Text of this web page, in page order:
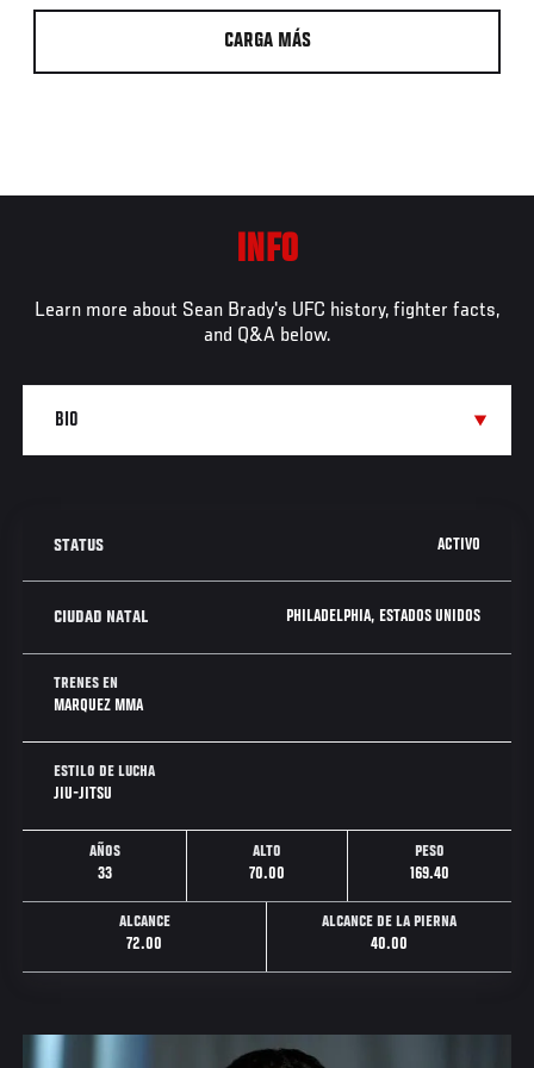
CARGA MÁS
INFO
Learn more about Sean Brady's UFC history, fighter facts,
and Q&A below.
STATUS ACTIVO
CIUDAD NATAL PHILADELPHIA, ESTADOS UNIDOS
TRENES EN
MARQUEZ MMA
ESTILO DE LUCHA
JIU-JITSU
AÑOS
33
ALTO
70.00
PESO
169.40
ALCANCE
72.00
ALCANCE DE LA PIERNA
40.00